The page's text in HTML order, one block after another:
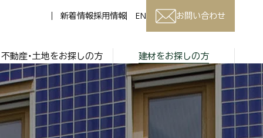
新着情報採用情報 EN お問い合わせ
不動産・土地をお探しの方 建材をお探しの方